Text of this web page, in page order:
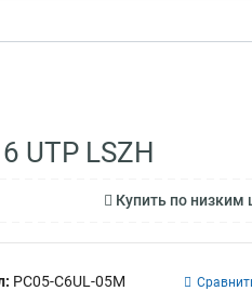
UTP LSZH
Купить по низким
PC05-C6UL-05M